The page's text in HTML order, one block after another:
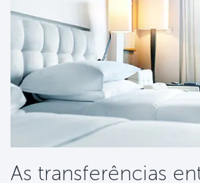
As transferências